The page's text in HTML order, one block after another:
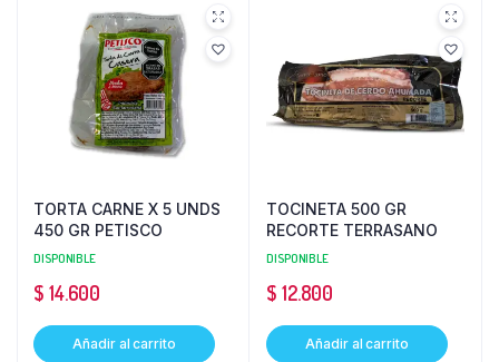
TORTA CARNE X 5 UNDS
450 GR PETISCO
DISPONIBLE
$ 14.600
Añadir al carrito
TOCINETA 500 GR
RECORTE TERRASANO
DISPONIBLE
$ 12.800
Añadir al carrito